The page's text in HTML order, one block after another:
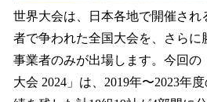
世界大会は、日本各地で開催され
者で争われた全国大会を、さらに
事業者のみが出場します。今回の
大会 2024」は、2019年〜2023年